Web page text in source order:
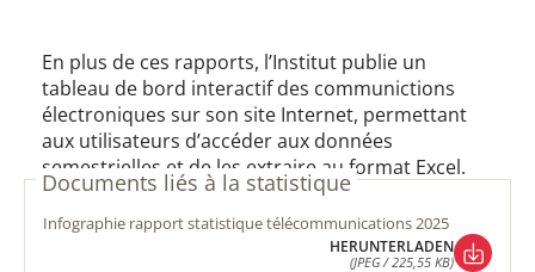
En plus de ces rapports, l’Institut publie un
tableau de bord interactif des communictions
électroniques sur son site Internet, permettant
aux utilisateurs d’accéder aux données
semestrielles et de les extraire au format Excel.
Documents liés à la statistique
infographie rapport statistique télécommunications 2025
HERUNTERLADEN
(JPEG / 225,55 KB)